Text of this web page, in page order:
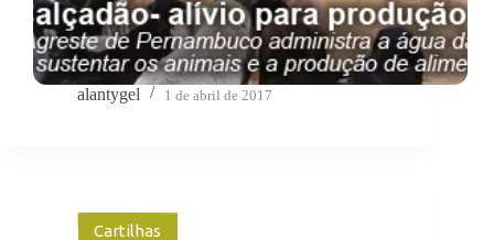
alantygel 1 de abril de 2017
Cartilhas